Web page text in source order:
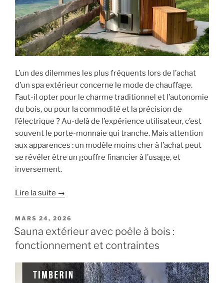
L’un des dilemmes les plus fréquents lors de l’achat
d’un spa extérieur concerne le mode de chauffage.
Faut-il opter pour le charme traditionnel et l’autonomie
du bois, ou pour la commodité et la précision de
l’électrique ? Au-delà de l’expérience utilisateur, c’est
souvent le porte-monnaie qui tranche. Mais attention
aux apparences : un modèle moins cher à l’achat peut
se révéler être un gouffre financier à l’usage, et
inversement.
Lire la suite →
PUBLIÉ
LE
MARS 24, 2026
Sauna extérieur avec poêle à bois :
fonctionnement et contraintes